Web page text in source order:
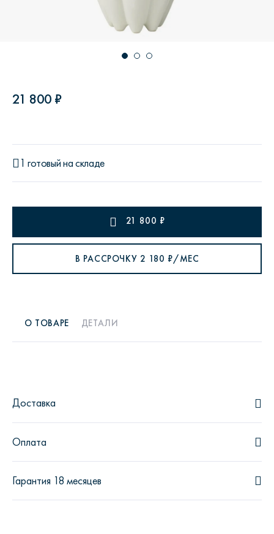
21 800 ₽
1 готовый на складе
21 800 ₽
В РАССРОЧКУ 2 180 ₽/МЕС
О ТОВАРЕ ДЕТАЛИ
Доставка
Оплата
Гарантия 18 месяцев